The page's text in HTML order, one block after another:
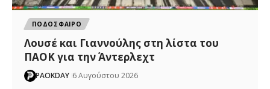
ΠΟΔΟΣΦΑΙΡΟ
Λουσέ και Γιαννούλης στη λίστα του
ΠΑΟΚ για την Άντερλεχτ
PAOKDAY 6 Αυγούστου 2026